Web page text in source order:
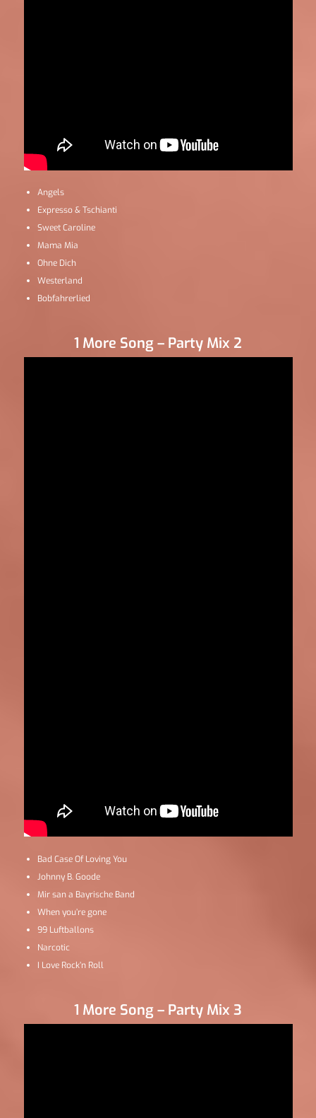
Angels
Expresso & Tschianti
Sweet Caroline
Mama Mia
Ohne Dich
Westerland
Bobfahrerlied
1 More Song – Party Mix 2
Bad Case Of Loving You
Johnny B. Goode
Mir san a Bayrische Band
When you’re gone
99 Luftballons
Narcotic
I Love Rock’n Roll
1 More Song – Party Mix 3